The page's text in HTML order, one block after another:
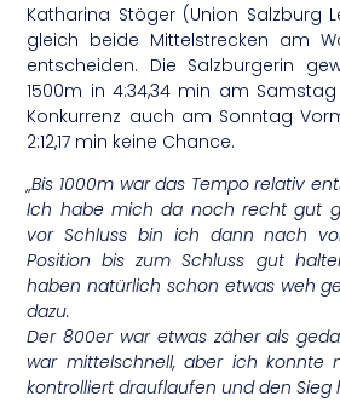
Katharina Stöger (Union Salzburg
gleich beide Mittelstrecken am
entscheiden. Die Salzburgerin
1500m in 4:34,34 min am
Konkurrenz auch am Sonntag
2:12,17 min keine Chance.
„Bis 1000m war das Tempo relativ
Ich habe mich da noch recht gut
vor Schluss bin ich dann nach
Position bis zum Schluss gut
haben natürlich schon etwas weh
dazu.
Der 800er war etwas zäher als
war mittelschnell, aber ich konnte
kontrolliert drauflaufen und den Sieg